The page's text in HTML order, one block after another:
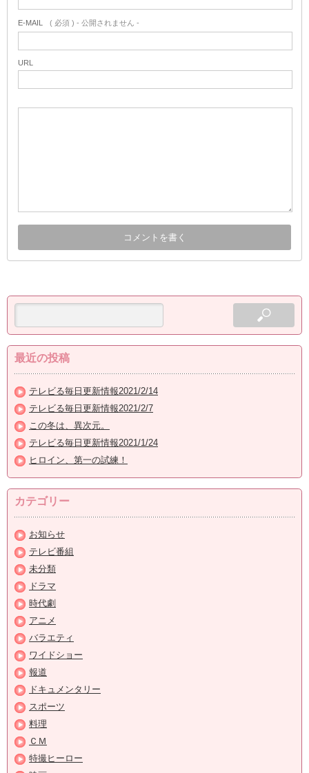
E-MAIL ( 必須 ) - 公開されません -
URL
最近の投稿
テレビる毎日更新情報2021/2/14
テレビる毎日更新情報2021/2/7
この冬は、異次元。
テレビる毎日更新情報2021/1/24
ヒロイン、第一の試練！
カテゴリー
お知らせ
テレビ番組
未分類
ドラマ
時代劇
アニメ
バラエティ
ワイドショー
報道
ドキュメンタリー
スポーツ
料理
ＣＭ
特撮ヒーロー